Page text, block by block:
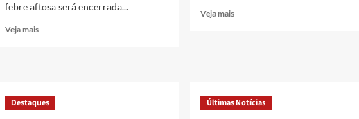
febre aftosa será encerrada...
Veja maisRead
vacinação
Veja maisRead
vagas
Destaques Últimas Notícias